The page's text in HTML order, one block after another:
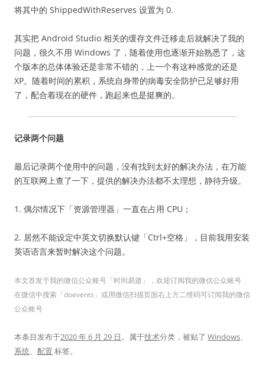
将其中的 ShippedWithReserves 设置为 0.
其实把 Android Studio 相关的缓存文件迁移走后就解决了我的
问题，很久不用 Windows 了，随着使用也逐渐开始熟悉了，这
个版本的总体体验还是非常不错的，上一个有这种感觉的还是
XP。随着时间的累积，系统自身带的病毒安全防护已足够好用
了，配合着现在的硬件，跑起来也是挺爽的。
记录两个问题
最后记录两个使用中的问题，没有找到太好的解决办法，在万能
的互联网上查了一下，提供的解决办法都不太理想，静待升级。
1. 偶尔情况下「资源管理器」一直在占用 CPU；
2. 居然不能设定中英文切换默认键「Ctrl+空格」，目前我用安装
英语语言来暂时解决这个问题。
本文首发于我的微信公众账号「时间易逝」，欢迎订阅我的微信公众账号
在微信中搜索「doevents」或用微信扫描页面右上方二维码可订阅我的微信
公众账号
本条目发布于2020 年 6 月 29 日。属于技术分类，被贴了 Windows、
系统、 配置 标签。